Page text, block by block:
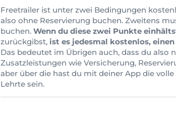
Freetrailer ist unter zwei Bedingungen
also ohne Reservierung buchen. Zweitens
buchen. Wenn du diese zwei Punkte
zurückgibst, ist es jedesmal kostenlos,
Das bedeutet im Übrigen auch, dass du also
Zusatzleistungen wie Versicherung,
aber über die hast du mit deiner App die
Lehrte sein.